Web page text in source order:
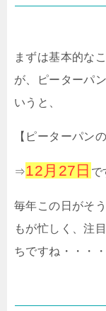
まずは基本的な
が、ピーターパ
いうと、
【ピーターパン
⇒12月27日 で
毎年この日がそ
もが忙しく、注
ちですね・・・・